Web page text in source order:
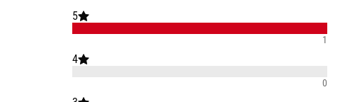
5
1
4
0